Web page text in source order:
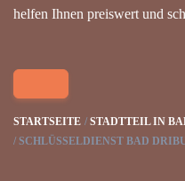
helfen Ihnen preiswert und
STARTSEITE
STADTTEIL IN
SCHLÜSSELDIENST BAD